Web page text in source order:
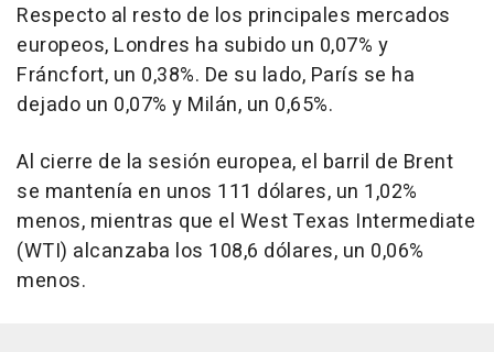
Respecto al resto de los principales mercados
europeos, Londres ha subido un 0,07% y
Fráncfort, un 0,38%. De su lado, París se ha
dejado un 0,07% y Milán, un 0,65%.
Al cierre de la sesión europea, el barril de Brent
se mantenía en unos 111 dólares, un 1,02%
menos, mientras que el West Texas Intermediate
(WTI) alcanzaba los 108,6 dólares, un 0,06%
menos.